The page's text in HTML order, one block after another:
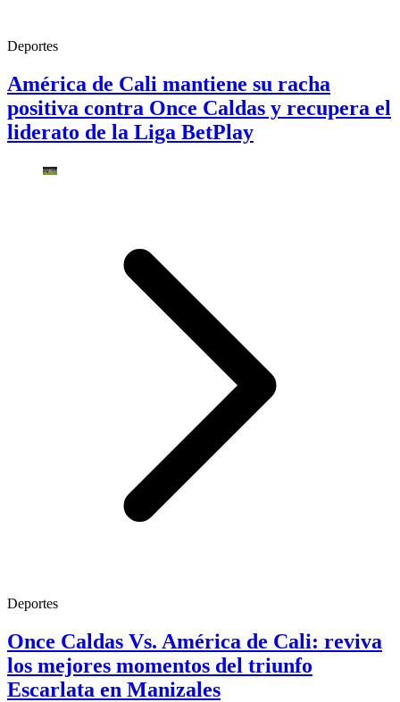
Deportes
América de Cali mantiene su racha
positiva contra Once Caldas y recupera el
liderato de la Liga BetPlay
Deportes
Once Caldas Vs. América de Cali: reviva
los mejores momentos del triunfo
Escarlata en Manizales